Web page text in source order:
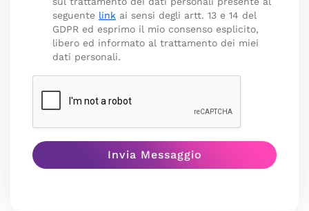
seguente link ai sensi degli artt. 13 e 14 del
GDPR ed esprimo il mio consenso esplicito,
libero ed informato al trattamento dei miei
dati personali.